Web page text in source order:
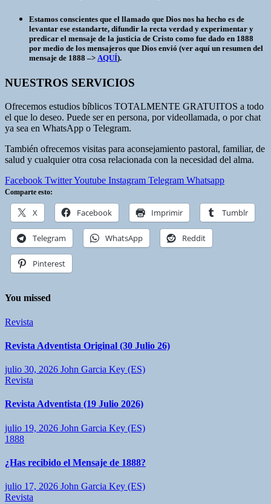
Estamos conscientes que el llamado que Dios nos ha hecho es de
levantar ese estandarte, difundir la recta verdad y experimentar y
predicar el mensaje de la justicia de Cristo como fue dado en 1888
por medio de los mensajeros que Dios envió (ver aquí un resumen del
mensaje de 1888 –> AQUÍ).
NUESTROS SERVICIOS
Ofrecemos estudios bíblicos TOTALMENTE GRATUITOS a todo
el que lo deseo. Puede ser en persona, por videollamada, o por chat
ya sea en WhatsApp o Telegram.
También ofrecemos visitas para aconsejamiento pastoral, familiar, de
salud y cualquier otra cosa relacionada con la necesidad del alma.
Facebook TwitterYoutube Instagram Telegram Whatsapp
Comparte esto:
X Facebook Imprimir Tumblr
Telegram WhatsApp Reddit
Pinterest
You missed
Revista
Revista Adventista Original (30 Julio 26)
julio 30, 2026 John Garcia Key (ES)
Revista
Revista Adventista (19 Julio 2026)
julio 19, 2026 John Garcia Key (ES)
1888
¿Has recibido el Mensaje de 1888?
julio 17, 2026 John Garcia Key (ES)
Revista